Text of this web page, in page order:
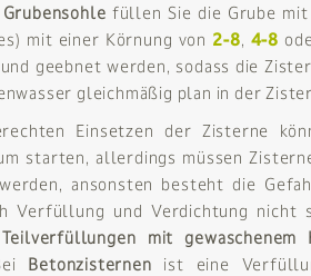
Grubensohle füllen Sie die Grube
mit einer Körnung von 2-8, 4-8
geebnet werden, sodass die
gleichmäßig plan in der
Einsetzen der Zisterne
starten, allerdings müssen
ansonsten besteht die
Verfüllung und Verdichtung nicht
Teilverfüllungen mit
Betonzisternen ist eine